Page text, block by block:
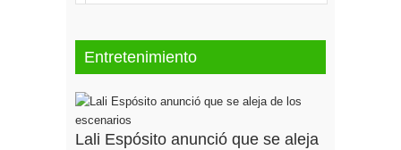
Entretenimiento
Lali Espósito anunció que se aleja